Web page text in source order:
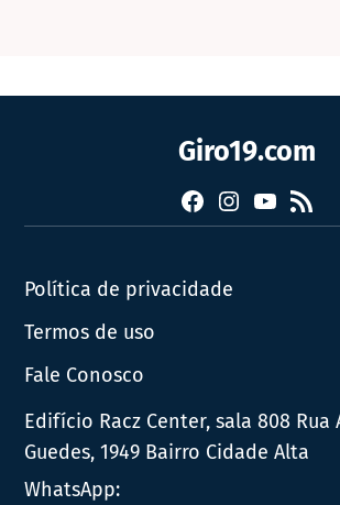
Giro19.com
FacebookInstagram
YouTube
RSS
Política de privacidade
Termos de uso
Fale Conosco
Edifício Racz Center, sala 808 Rua
Guedes, 1949 Bairro Cidade Alta
WhatsApp: